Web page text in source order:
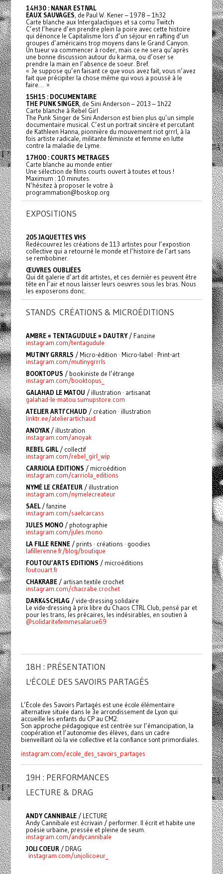
14H30 : NANAR ESTIVAL
EAUX SAUVAGES, de Paul W. Kener – 1978 – 1h32
Carte blanche aux Intergalactiques et sa comu Twitch
C’est l’heure d’en prendre plein la poire avec cette histoire
qui dénonce le Capitalisme lors d’un séjour en rafting d’un
groupes d’américains trop moyens dans le Grand Canyon.
Un tueur va commencer à roder, mais ce ne sera qu’après
une bonne discussion autour du karma, ou d’oser se
prendre la main en l’absence de soeur. Bref.
« Je suppose qu’en faisant ce que vous avez fait, vous n’avez
fait que précipiter la chose même qui vous a poussé à le
faire… »
15H15 : DOCUMENTAIRE
THE PUNK SINGER, de Sini Anderson – 2013 – 1h22
Carte blanche à Rebel Girl
The Punk Singer de Sini Anderson est bien plus qu’un simple
documentaire musical. C’est un portrait sincère et percutant
de Kathleen Hanna, pionnière du mouvement riot grrrl, à la
fois artiste radicale, militante féministe et femme en lutte
contre la maladie de Lyme.
17H00 : COURTS METRAGES
Carte blanche au monde entier
Une sélection de films courts ouvert à toutes et tous !
Maximum : 10 minutes.
N’hésitez à proposer le votre à
programmation@boskop.org
EXPOSITIONS
205 JAQUETTES VHS
Redécouvrez les créations de 113 artistes pour l’expostion
collective qui a retourné le monde et l’histoire de l’art sans
se rembobiner.
ŒUVRES OUBLIÉES
Qui dit galerie d’art dit artistes, et ces dernièr·es peuvent être
tête en l’air et nous laisser leurs oeuvres sous les bras. Nous
les exposerons donc.
STANDS CRÉATIONS & MICROÉDITIONS
AMBRE « TENTAGUDULE » DAUTRY/ Fanzine
instagram.com/tentagudule
MUTINY GRRRLS / Micro-édition · Micro-label · Print-art
instagram.com/mutinygrrrls
BOOKTOPUS / bookiniste de l’étrange
instagram.com/booktopus_
GALAHAD LE MATOU / illustration · artisanat
galahad-le-matou.sumupstore.com
ATELIER ARTI’CHAUD / création · illustration
linktr.ee/atelierartichaud
ANOYAK/ illustration
instagram.com/anoyak
REBEL GIRL/ collectif
instagram.com/rebel_girl_wip
CARRIOLA EDITIONS / microédition
instagram.com/carriola_editions
NYMÉ LE CRÉATEUR/ illustration
instagram.com/nymelecreateur
SAEL/ fanzine
instagram.com/saelcarcass
JULES MONO/ photographie
instagram.com/jules.mono
LA FILLE RENNE/ prints · créations · goodies
lafillerenne.fr/blog/boutique
FOUTOU’ARTS EDITIONS / microéditions
foutouart.fr
CHAKRABE/ artisan textile crochet
instagram.com/chacrabe.crochet
DARK4SCHLAG / vide-dressing solidaire
Le vide-dressing à prix libre du Chaos CTRL Club, pensé par et
pour les trans, les précaires, les indésirables, en soutien à
@solidaritefemmesalarue69
18H : PRÉSENTATION
L'ÉCOLE DES SAVOIRS PARTAGÉS
L’École des Savoirs Partagés est une école élémentaire
alternative située dans le 3e arrondissement de Lyon qui
accueille les enfants du CP au CM2.
Son approche pédagogique est centrée sur l’émancipation, la
coopération et l’autonomie des élèves, dans un cadre
bienveillant où la vie collective et la confiance sont primordiales.
instagram.com/ecole_des_savoirs_partages
19H : PERFORMANCES
LECTURE & DRAG
ANDY CANNIBALE/ LECTURE
Andy Cannibale est écrivain / performer. Il écrit et habite une
poésie urbaine, pressée et pleine de seum.
instagram.com/andycannibale
JOLI COEUR/ DRAG
instagram.com/unjolicoeur_